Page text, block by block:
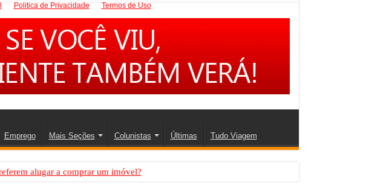
Politica de Privacidade Termos de Uso
Emprego Mais Seções Colunistas Últimas Tudo Viagem
alugar a comprar um imóvel?